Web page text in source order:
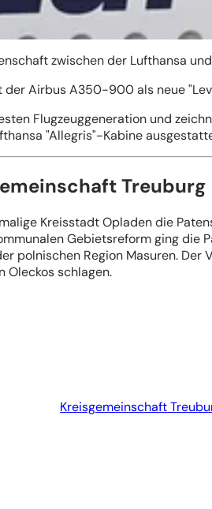
zwischen der Lufthansa
Airbus A350-900 als neue
Flugzeuggeneration und
"Allegris"-Kabine
Treuburg
Kreisstadt Opladen die
Gebietsreform ging die
polnischen Region Masuren.
Oleckos schlagen.
Kreisgemeinschaft